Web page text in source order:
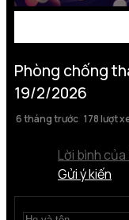
Phòng chống
19/2/2026
6 tháng trước 178 lượt
Lời bình của
Gửi ý kiến